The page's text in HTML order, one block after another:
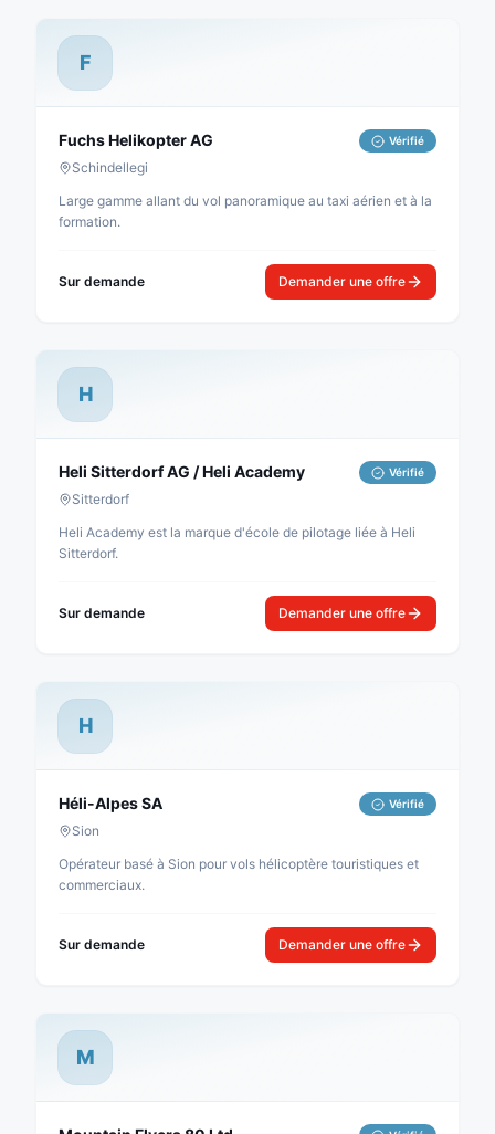
F
Fuchs Helikopter AG Vérifié
Schindellegi
Large gamme allant du vol panoramique au taxi aérien et à la
formation.
Sur demande Demander une offre
H
Heli Sitterdorf AG / Heli Academy Vérifié
Sitterdorf
Heli Academy est la marque d'école de pilotage liée à Heli
Sitterdorf.
Sur demande Demander une offre
H
Héli-Alpes SA Vérifié
Sion
Opérateur basé à Sion pour vols hélicoptère touristiques et
commerciaux.
Sur demande Demander une offre
M